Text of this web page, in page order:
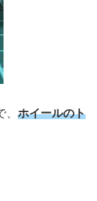
ホイールのト